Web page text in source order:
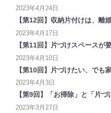
2023年4月24日
【第12回】収納片付けは、離
2023年4月17日
【第11回】片づけスペースが
2023年4月10日
【第10回】片づけたい、でも
2023年4月3日
【第9回】「お掃除」と「片
2023年3月27日